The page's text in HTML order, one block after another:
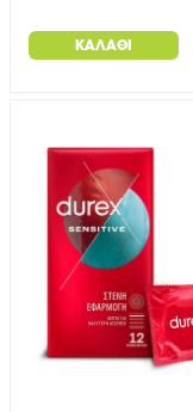
ΚΑΛΆΘΙ